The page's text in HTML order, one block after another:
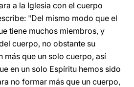
a la Iglesia con el cuerpo
"Del mismo modo que el
tiene muchos miembros, y
cuerpo, no obstante su
más que un solo cuerpo, así
en un solo Espíritu hemos sido
no formar más que un cuerpo,